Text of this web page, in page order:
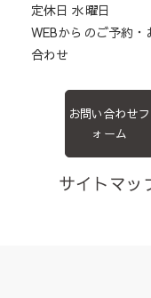
定休日 水曜日
WEBからのご予約・
合わせ
お問い合わせフ
ォーム
サイトマッ